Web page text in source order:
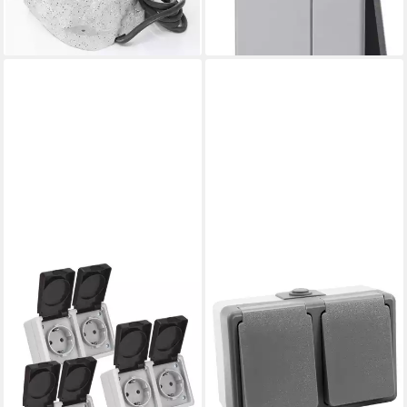
ab 46,90 €
lieferbar - in 2-3 Werktagen bei dir lieferbar - in 2-3 Werktagen bei dir